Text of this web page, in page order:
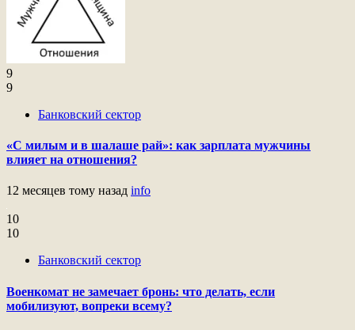
9
9
Банковский сектор
«С милым и в шалаше рай»: как зарплата мужчины
влияет на отношения?
12 месяцев тому назад info
10
10
Банковский сектор
Военкомат не замечает бронь: что делать, если
мобилизуют, вопреки всему?